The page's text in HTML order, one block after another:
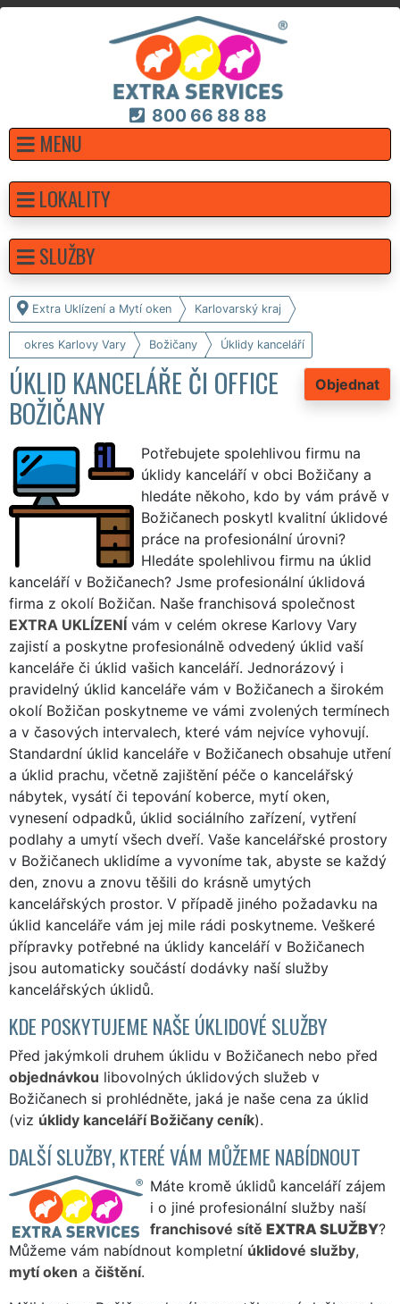
800 66 88 88
MENU
Extra Uklízení a Mytí oken Karlovarský kraj
okres Karlovy Vary Božičany Úklidy kanceláří
Objednat
ÚKLID KANCELÁŘE ČI OFFICE
BOŽIČANY
Potřebujete spolehlivou firmu na
úklidy kanceláří v obci Božičany a
hledáte někoho, kdo by vám právě v
Božičanech poskytl kvalitní úklidové
práce na profesionální úrovni?
Hledáte spolehlivou firmu na úklid
kanceláří v Božičanech? Jsme profesionální úklidová
firma z okolí Božičan. Naše franchisová společnost
EXTRA UKLÍZENÍ vám v celém okrese Karlovy Vary
zajistí a poskytne profesionálně odvedený úklid vaší
kanceláře či úklid vašich kanceláří. Jednorázový i
pravidelný úklid kanceláře vám v Božičanech a širokém
okolí Božičan poskytneme ve vámi zvolených termínech
a v časových intervalech, které vám nejvíce vyhovují.
Standardní úklid kanceláře v Božičanech obsahuje utření
a úklid prachu, včetně zajištění péče o kancelářský
nábytek, vysátí či tepování koberce, mytí oken,
vynesení odpadků, úklid sociálního zařízení, vytření
podlahy a umytí všech dveří. Vaše kancelářské prostory
v Božičanech uklidíme a vyvoníme tak, abyste se každý
den, znovu a znovu těšili do krásně umytých
kancelářských prostor. V případě jiného požadavku na
úklid kanceláře vám jej mile rádi poskytneme. Veškeré
přípravky potřebné na úklidy kanceláří v Božičanech
jsou automaticky součástí dodávky naší služby
kancelářských úklidů.
KDE POSKYTUJEME NAŠE ÚKLIDOVÉ SLUŽBY
Před jakýmkoli druhem úklidu v Božičanech nebo před
objednávkou libovolných úklidových služeb v
Božičanech si prohlédněte, jaká je naše cena za úklid
(viz úklidy kanceláří Božičany ceník).
DALŠÍ SLUŽBY, KTERÉ VÁM MŮŽEME NABÍDNOUT
Máte kromě úklidů kanceláří zájem
i o jiné profesionální služby naší
franchisové sítě EXTRA SLUŽBY?
Můžeme vám nabídnout kompletní úklidové služby,
mytí oken a čištění.
LOKALITY
SLUŽBY